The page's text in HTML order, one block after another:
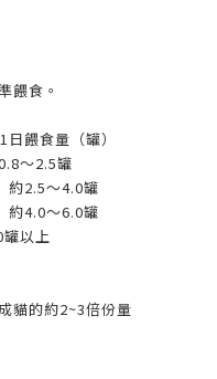
餵食。
餵食量（罐）
～2.5罐
約2.5～4.0罐
約4.0～6.0罐
罐以上
貓的約2~3倍份量